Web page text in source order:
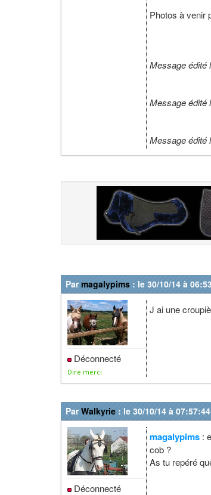
Photos à venir
Message édité
Message édité
Message édité
Parmagalypims : le 30/10/14 à
Déconnecté
Dire merci
J ai une
ParWalkyrie : le 30/10/14 à 07:57:44
Déconnecté
magalypims :
cob ?
As tu repéré